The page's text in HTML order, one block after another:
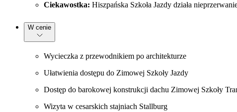
Ciekawostka: Hiszpańska Szkoła Jazdy działa
W cenie
Wycieczka z przewodnikiem po architekturze
Ułatwienia dostępu do Zimowej Szkoły Jazdy
Dostęp do barokowej konstrukcji dachu Zimowej Szkoły
Wizyta w cesarskich stajniach Stallburg